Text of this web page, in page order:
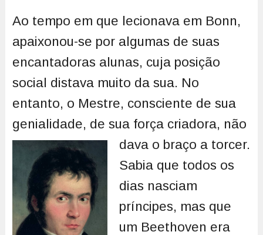
Ao tempo em que lecionava em Bonn,
apaixonou-se por algumas de suas
encantadoras alunas, cuja posição
social distava muito da sua. No
entanto, o Mestre, consciente de sua
genialidade, de sua força criadora, não
dava o braço a torcer.
Sabia que todos os
dias nasciam
príncipes, mas que
um Beethoven era